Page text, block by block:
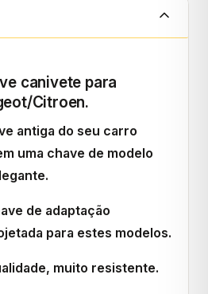
canivete para
Citroen.
antiga do seu carro
uma chave de modelo
de adaptação
para estes modelos.
muito resistente.